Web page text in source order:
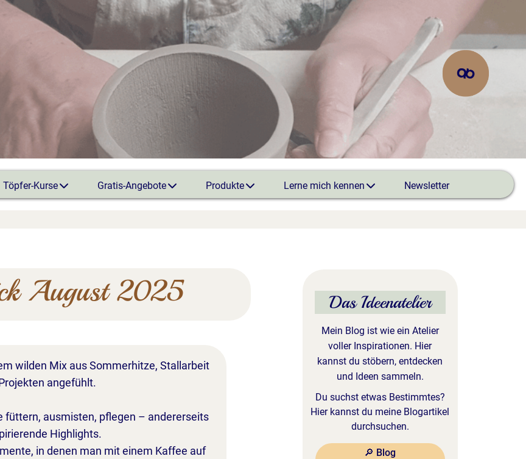
Töpfer-Kurse Gratis-Angebote Produkte Lerne mich kennen Newsletter
August 2025
wilden Mix aus Sommerhitze, Stallarbeit
angefühlt.
füttern, ausmisten, pflegen – andererseits
Highlights.
in denen man mit einem Kaffee auf
Das Ideenatelier
Mein Blog ist wie ein Atelier
voller Inspirationen. Hier
kannst du stöbern, entdecken
und Ideen sammeln.
Du suchst etwas Bestimmtes?
Hier kannst du meine Blogartikel
durchsuchen.
🔎 Blog